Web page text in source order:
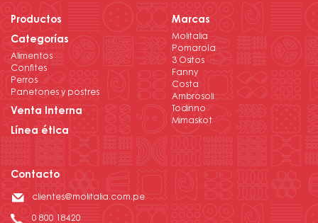
Productos
Categorías
Alimentos
Confites
Perros
Panetones y postres
Venta Interna
Línea ética
Marcas
Molitalia
Pomarola
3 Ositos
Fanny
Costa
Ambrosoli
Todinno
Mimaskot
Contacto
clientes@molitalia.com.pe
0 800 18420